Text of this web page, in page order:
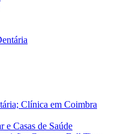
Clínica em Coimbra
e Casas de Saúde